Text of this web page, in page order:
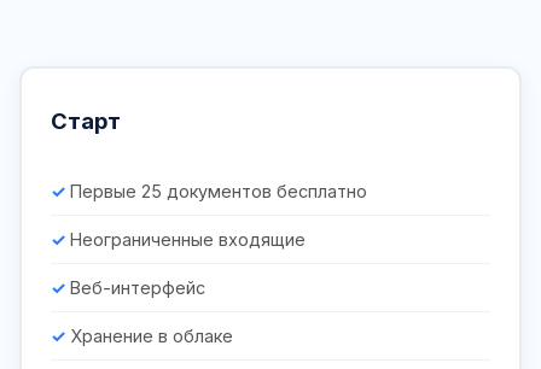
Старт
Первые 25 документов бесплатно
Неограниченные входящие
Веб-интерфейс
Хранение в облаке